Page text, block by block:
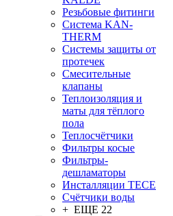
Резьбовые фитинги
Система KAN-
THERM
Системы защиты от
протечек
Смесительные
клапаны
Теплоизоляция и
маты для тёплого
пола
Теплосчётчики
Фильтры косые
Фильтры-
дешламаторы
Инсталляции TECE
Счётчики воды
+ ЕЩЕ 22